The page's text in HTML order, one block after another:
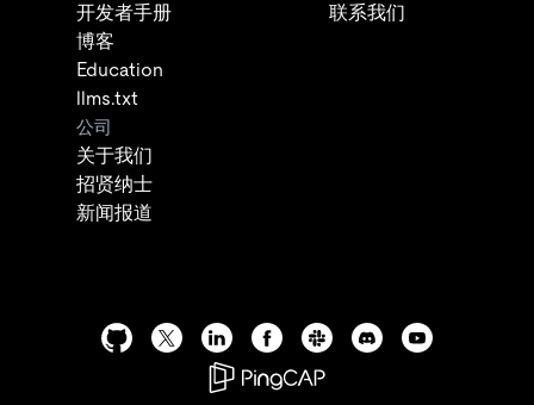
开发者手册
博客
Education
llms.txt
联系我们
公司
关于我们
招贤纳士
新闻报道